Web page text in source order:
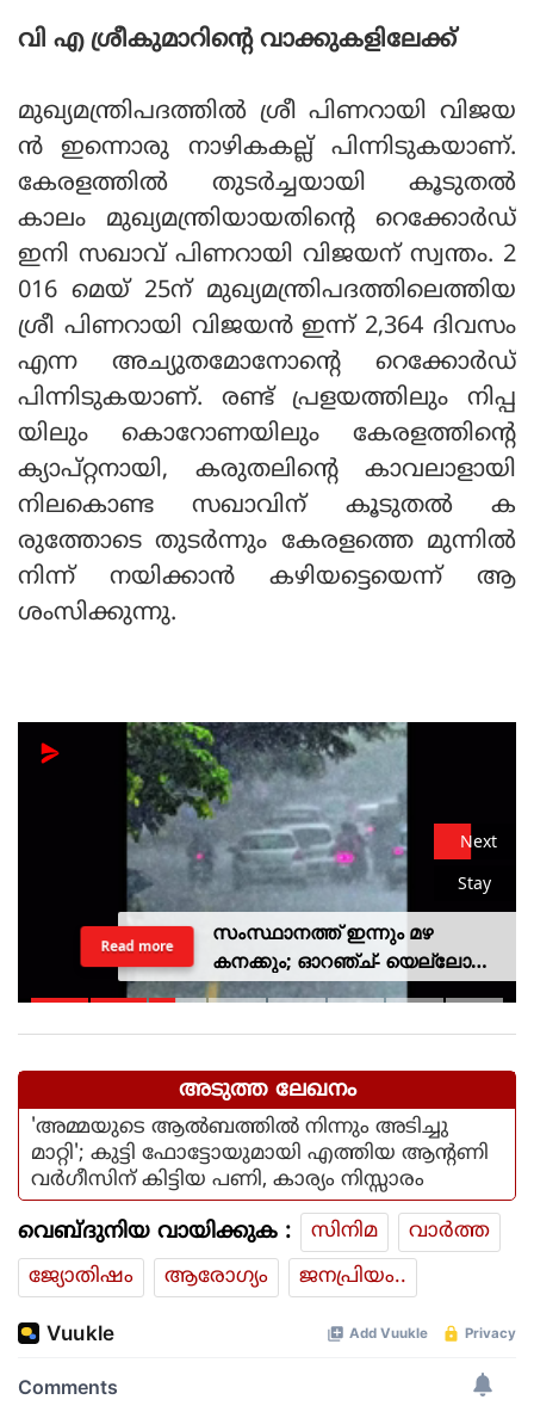
വി എ ശ്രീകുമാറിന്റെ വാക്കുകളിലേക്ക്
മുഖ്യമന്ത്രിപദത്തിൽ ശ്രീ പിണറായി വിജയ
ൻ ഇന്നൊരു നാഴികകല്ല് പിന്നിടുകയാണ്.
കേരളത്തിൽ തുടർച്ചയായി കൂടുതൽ
കാലം മുഖ്യമന്ത്രിയായതിന്റെ റെക്കോർഡ്
ഇനി സഖാവ് പിണറായി വിജയന് സ്വന്തം. 2
016 മെയ് 25ന് മുഖ്യമന്ത്രിപദത്തിലെത്തിയ
ശ്രീ പിണറായി വിജയൻ ഇന്ന് 2,364 ദിവസം
എന്ന അച്യുതമോനോന്റെ റെക്കോർഡ്
പിന്നിടുകയാണ്. രണ്ട് പ്രളയത്തിലും നിപ്പ
യിലും കൊറോണയിലും കേരളത്തിന്റെ
ക്യാപ്റ്റനായി, കരുതലിന്റെ കാവലാളായി
നിലകൊണ്ട സഖാവിന് കൂടുതൽ ക
രുത്തോടെ തുടർന്നും കേരളത്തെ മുന്നിൽ
നിന്ന് നയിക്കാൻ കഴിയട്ടെയെന്ന് ആ
ശംസിക്കുന്നു.
Next
Stay
സംസ്ഥാനത്ത് ഇന്നും മഴ
കനക്കും; ഓറഞ്ച്- യെല്ലോ
അലര്‍ട്ടുകള്‍ പ്രഖ്യാപിച്ചു
Read more
അടുത്ത ലേഖനം
'അമ്മയുടെ ആല്‍ബത്തില്‍ നിന്നും അടിച്ചു
മാറ്റി'; കുട്ടി ഫോട്ടോയുമായി എത്തിയ ആന്റണി
വര്‍ഗീസിന് കിട്ടിയ പണി, കാര്യം നിസ്സാരം
വെബ്ദുനിയ വായിക്കുക : സിനിമ
വാര്‍ത്ത
ജ്യോതിഷം
ആരോഗ്യം ജനപ്രിയം..